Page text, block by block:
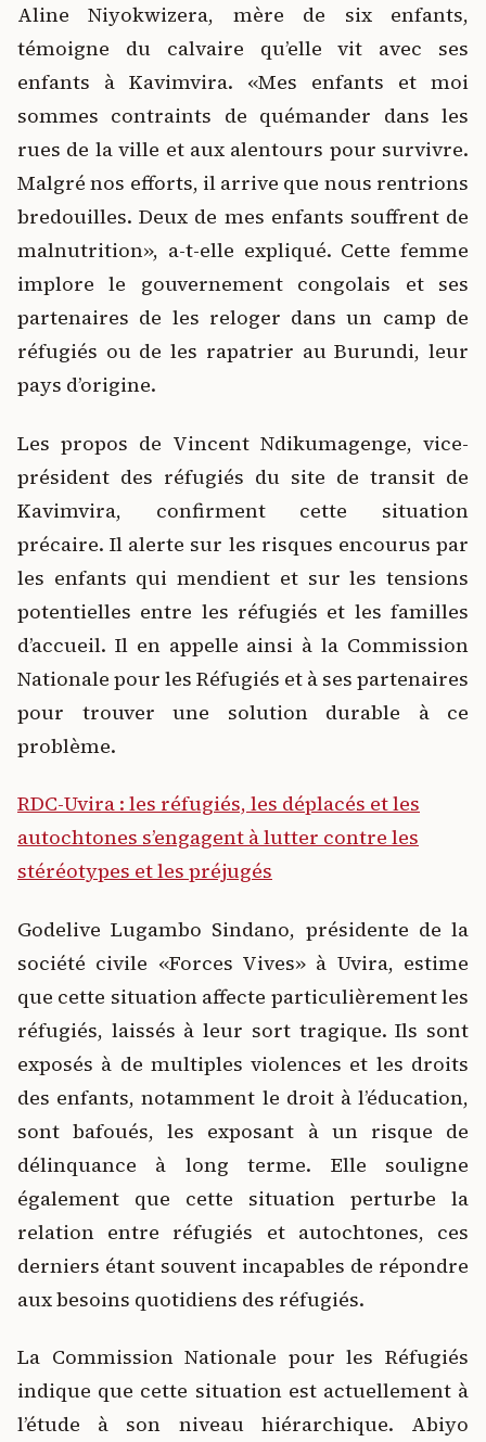
Aline Niyokwizera, mère de six enfants,
témoigne du calvaire qu’elle vit avec ses
enfants à Kavimvira. «Mes enfants et moi
sommes contraints de quémander dans les
rues de la ville et aux alentours pour survivre.
Malgré nos efforts, il arrive que nous rentrions
bredouilles. Deux de mes enfants souffrent de
malnutrition», a-t-elle expliqué. Cette femme
implore le gouvernement congolais et ses
partenaires de les reloger dans un camp de
réfugiés ou de les rapatrier au Burundi, leur
pays d’origine.
Les propos de Vincent Ndikumagenge, vice-
président des réfugiés du site de transit de
Kavimvira, confirment cette situation
précaire. Il alerte sur les risques encourus par
les enfants qui mendient et sur les tensions
potentielles entre les réfugiés et les familles
d’accueil. Il en appelle ainsi à la Commission
Nationale pour les Réfugiés et à ses partenaires
pour trouver une solution durable à ce
problème.
RDC-Uvira : les réfugiés, les déplacés et les
autochtones s’engagent à lutter contre les
stéréotypes et les préjugés
Godelive Lugambo Sindano, présidente de la
société civile «Forces Vives» à Uvira, estime
que cette situation affecte particulièrement les
réfugiés, laissés à leur sort tragique. Ils sont
exposés à de multiples violences et les droits
des enfants, notamment le droit à l’éducation,
sont bafoués, les exposant à un risque de
délinquance à long terme. Elle souligne
également que cette situation perturbe la
relation entre réfugiés et autochtones, ces
derniers étant souvent incapables de répondre
aux besoins quotidiens des réfugiés.
La Commission Nationale pour les Réfugiés
indique que cette situation est actuellement à
l’étude à son niveau hiérarchique. Abiyo